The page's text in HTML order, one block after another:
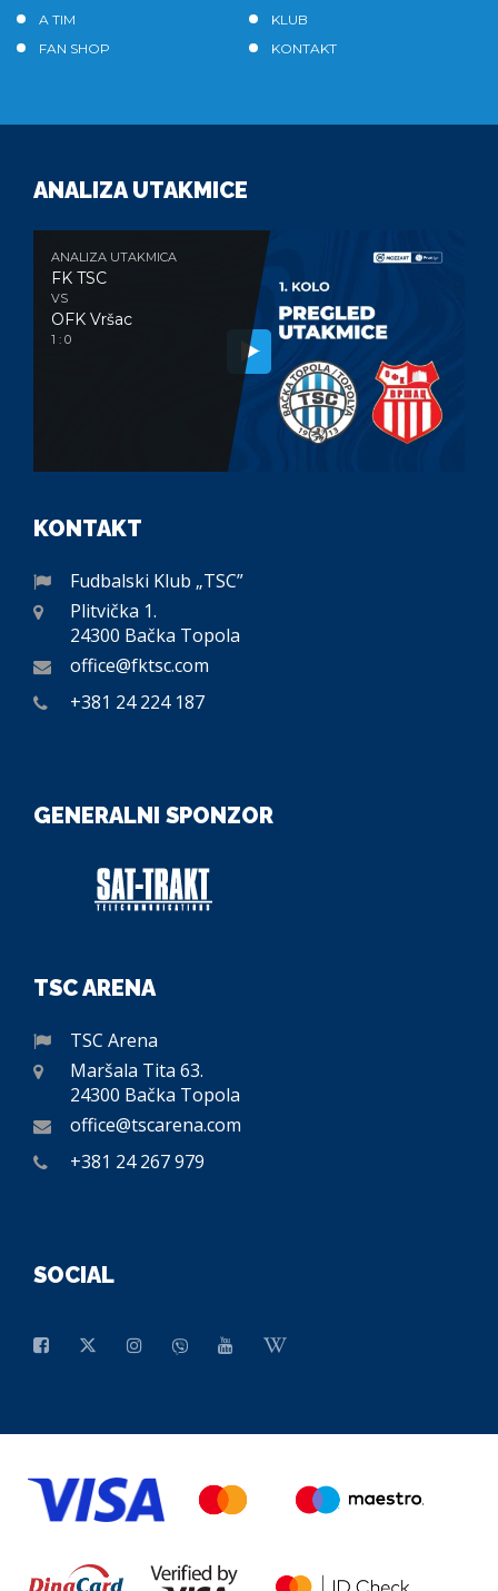
A TIM
KLUB
FAN SHOP
KONTAKT
ANALIZA UTAKMICE
ANALIZA UTAKMICA
FK TSC
VS
OFK Vršac
1 : 0
KONTAKT
Fudbalski Klub „TSC”
Plitvička 1.
24300 Bačka Topola
office@fktsc.com
+381 24 224 187
GENERALNI SPONZOR
TSC ARENA
TSC Arena
Maršala Tita 63.
24300 Bačka Topola
office@tscarena.com
+381 24 267 979
SOCIAL